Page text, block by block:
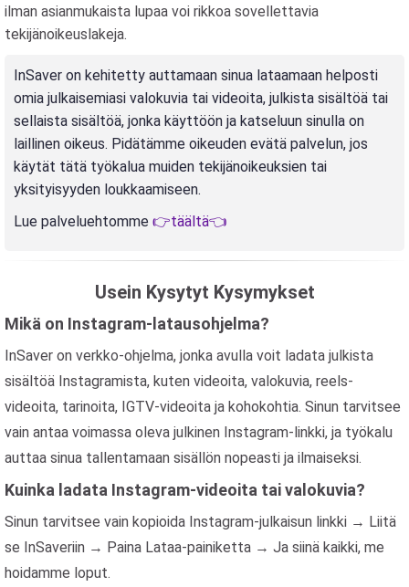
ilman asianmukaista lupaa voi rikkoa sovellettavia
tekijänoikeuslakeja.
InSaver on kehitetty auttamaan sinua lataamaan helposti
omia julkaisemiasi valokuvia tai videoita, julkista sisältöä tai
sellaista sisältöä, jonka käyttöön ja katseluun sinulla on
laillinen oikeus. Pidätämme oikeuden evätä palvelun, jos
käytät tätä työkalua muiden tekijänoikeuksien tai
yksityisyyden loukkaamiseen.
Lue palveluehtomme 👉täältä👈
Usein Kysytyt Kysymykset
Mikä on Instagram-latausohjelma?
InSaver on verkko-ohjelma, jonka avulla voit ladata julkista
sisältöä Instagramista, kuten videoita, valokuvia, reels-
videoita, tarinoita, IGTV-videoita ja kohokohtia. Sinun tarvitsee
vain antaa voimassa oleva julkinen Instagram-linkki, ja työkalu
auttaa sinua tallentamaan sisällön nopeasti ja ilmaiseksi.
Kuinka ladata Instagram-videoita tai valokuvia?
Sinun tarvitsee vain kopioida Instagram-julkaisun linkki → Liitä
se InSaveriin → Paina Lataa-painiketta → Ja siinä kaikki, me
hoidamme loput.